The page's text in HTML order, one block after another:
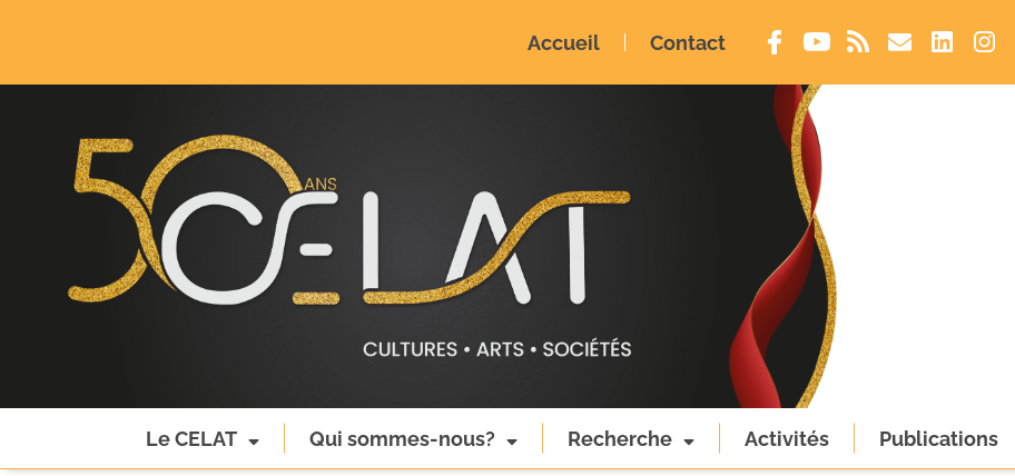
Accueil Contact
Le CELAT Qui sommes-nous? Recherche Activités Publications